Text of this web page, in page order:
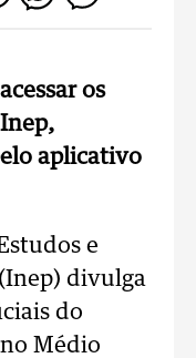
os
aplicativo
e
divulga
do
Médio